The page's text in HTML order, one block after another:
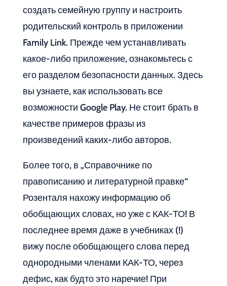
создать семейную группу и настроить
родительский контроль в приложении
Family Link. Прежде чем устанавливать
какое-либо приложение, ознакомьтесь с
его разделом безопасности данных. Здесь
вы узнаете, как использовать все
возможности Google Play. Не стоит брать в
качестве примеров фразы из
произведений каких-либо авторов.
Более того, в „Справочнике по
правописанию и литературной правке“
Розенталя нахожу информацию об
обобщающих словах, но уже с КАК-ТО! В
последнее время даже в учебниках (!)
вижу после обобщающего слова перед
однородными членами КАК-ТО, через
дефис, как будто это наречие! При